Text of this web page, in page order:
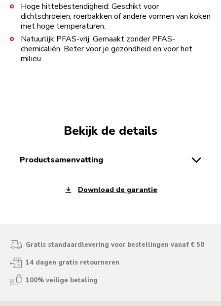
Hoge hittebestendigheid: Geschikt voor
dichtschroeien, roerbakken of andere vormen van koken
met hoge temperaturen.
Natuurlijk PFAS-vrij: Gemaakt zonder PFAS-
chemicaliën. Beter voor je gezondheid en voor het
milieu.
Bekijk de details
productsamenvatting
Download de garantie
Gratis standaardlevering voor bestellingen vanaf € 50
14 dagen gratis retourneren
100% veilige betaling